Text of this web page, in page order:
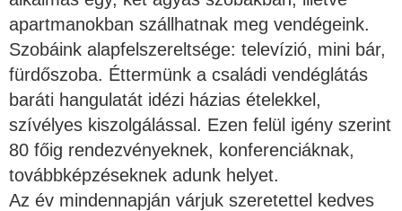
apartmanokban szállhatnak meg vendégeink.
Szobáink alapfelszereltsége: televízió, mini bár,
fürdőszoba. Éttermünk a családi vendéglátás
baráti hangulatát idézi házias ételekkel,
szívélyes kiszolgálással. Ezen felül igény szerint
80 főig rendezvényeknek, konferenciáknak,
továbbképzéseknek adunk helyet.
Az év mindennapján várjuk szeretettel kedves